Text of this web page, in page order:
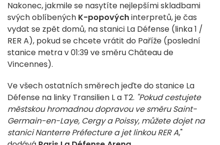
Nakonec, jakmile se nasytíte nejlepšími skladbami
svých oblíbených K-popovýchinterpretů, je čas
vydat se zpět domů, na stanici La Défense (linka 1 /
RER A), pokud se chcete vrátit do Paříže (poslední
stanice metra v 01:39 ve směru Château de
Vincennes).
Ve všech ostatních směrech jeďte do stanice La
Défense na linky Transilien L a T2. "Pokud cestujete
městskou hromadnou dopravou ve směru Saint-
Germain-en-Laye, Cergy a Poissy, můžete dojet na
stanici Nanterre Préfecture a jet linkou RER A,"